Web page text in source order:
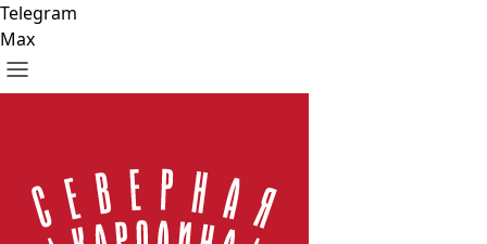
Telegram
Max